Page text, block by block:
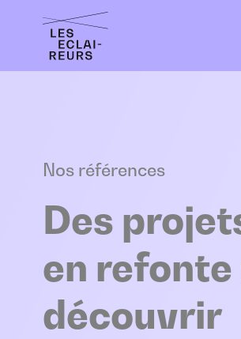
Panneau de gestion des cookies
Nos références
Des
en refonte
découvrir